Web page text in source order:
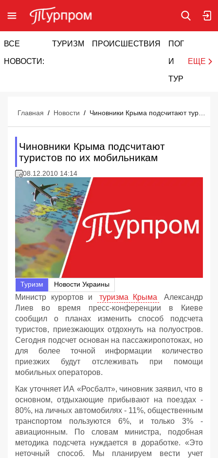
ВСЕ
НОВОСТИ:
ТУРИЗМ ПРОИСШЕСТВИЯ ПОГОДА
И
ТУРИЗМ
ЕЩЕ
Главная / Новости /
Чиновники Крыма подсчитают
туристов по их мобильникам
08.12.2010 14:14
Туризм Новости Украины
Министр курортов и туризма Крыма
Александр
Лиев во время пресс-конференции в Киеве
сообщил о планах изменить способ подсчета
туристов, приезжающих отдохнуть на полуостров.
Сегодня подсчет основан на пассажиропотоках, но
для более точной информации количество
приезжих будут отслеживать при помощи
мобильных операторов.
Как уточняет ИА «Росбалт», чиновник заявил, что в
основном, отдыхающие прибывают на поездах -
80%, на личных автомобилях - 11%, общественным
транспортом пользуются 6%, и только 3% -
авиационным. По словам министра, подобная
методика подсчета нуждается в доработке. «Это
неточный способ. Мы планируем вести учет